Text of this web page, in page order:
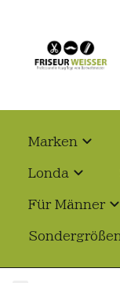
Marken
Londa
Für Männer
Sondergrößen